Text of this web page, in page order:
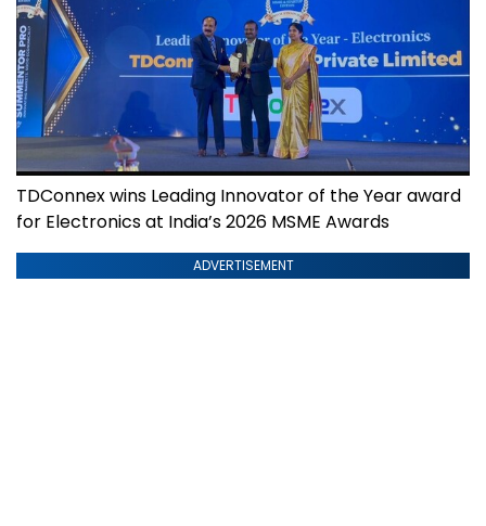
TDConnex wins Leading Innovator of the Year award
for Electronics at India’s 2026 MSME Awards
ADVERTISEMENT